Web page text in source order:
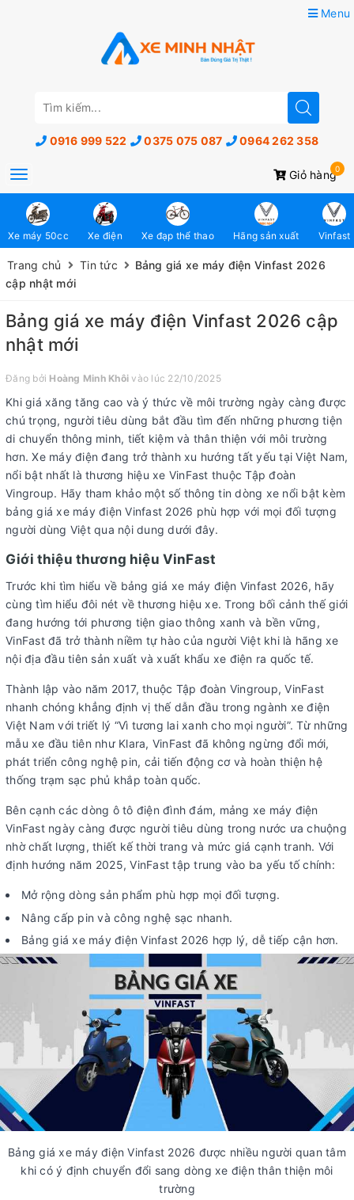
Menu
0916 999 522 0375 075 087 0964 262 358
Giỏ hàng0
Toggle
navigation
Xe máy 50cc Xe điện Xe đạp thể thao Hãng sản xuất Vinfast
Trang chủ Tin tức
Bảng giá xe máy điện Vinfast 2026
cập nhật mới
Bảng giá xe máy điện Vinfast 2026 cập
nhật mới
Đăng bởi Hoàng Minh Khôi vào lúc 22/10/2025
Khi giá xăng tăng cao và ý thức về môi trường ngày càng được
chú trọng, người tiêu dùng bắt đầu tìm đến những phương tiện
di chuyển thông minh, tiết kiệm và thân thiện với môi trường
hơn. Xe máy điện đang trở thành xu hướng tất yếu tại Việt Nam,
nổi bật nhất là thương hiệu xe VinFast thuộc Tập đoàn
Vingroup. Hãy tham khảo một số thông tin dòng xe nổi bật kèm
bảng giá xe máy điện Vinfast 2026 phù hợp với mọi đối tượng
người dùng Việt qua nội dung dưới đây.
Giới thiệu thương hiệu VinFast
Trước khi tìm hiểu về bảng giá xe máy điện Vinfast 2026, hãy
cùng tìm hiểu đôi nét về thương hiệu xe. Trong bối cảnh thế giới
đang hướng tới phương tiện giao thông xanh và bền vững,
VinFast đã trở thành niềm tự hào của người Việt khi là hãng xe
nội địa đầu tiên sản xuất và xuất khẩu xe điện ra quốc tế.
Thành lập vào năm 2017, thuộc Tập đoàn Vingroup, VinFast
nhanh chóng khẳng định vị thế dẫn đầu trong ngành xe điện
Việt Nam với triết lý “Vì tương lai xanh cho mọi người”. Từ những
mẫu xe đầu tiên như Klara, VinFast đã không ngừng đổi mới,
phát triển công nghệ pin, cải tiến động cơ và hoàn thiện hệ
thống trạm sạc phủ khắp toàn quốc.
Bên cạnh các dòng ô tô điện đình đám, mảng xe máy điện
VinFast ngày càng được người tiêu dùng trong nước ưa chuộng
nhờ chất lượng, thiết kế thời trang và mức giá cạnh tranh. Với
định hướng năm 2025, VinFast tập trung vào ba yếu tố chính:
Mở rộng dòng sản phẩm phù hợp mọi đối tượng.
Nâng cấp pin và công nghệ sạc nhanh.
Bảng giá xe máy điện Vinfast 2026 hợp lý, dễ tiếp cận hơn.
Bảng giá xe máy điện Vinfast 2026 được nhiều người quan tâm
khi có ý định chuyển đổi sang dòng xe điện thân thiện môi
trường